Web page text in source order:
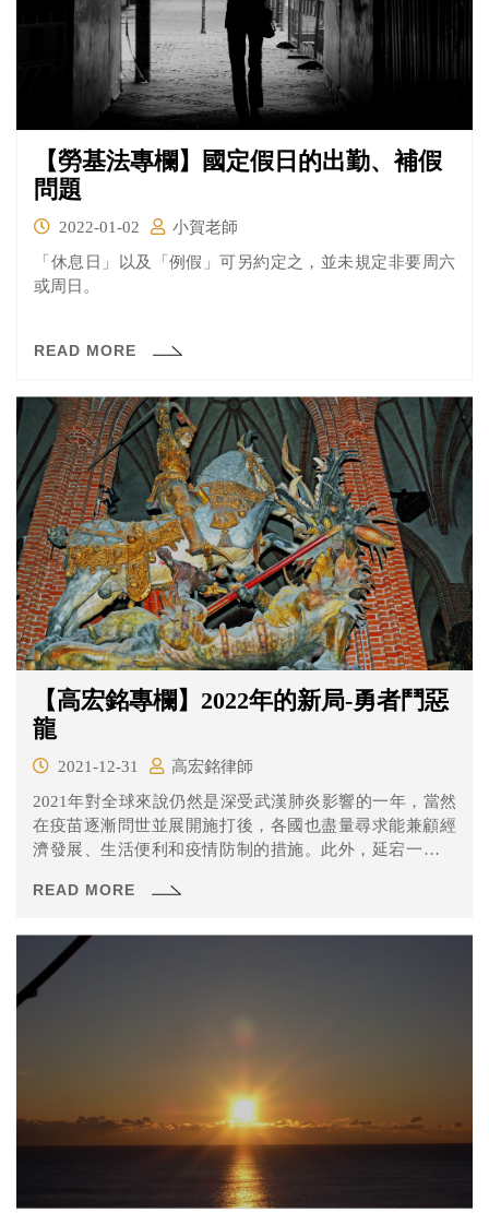
【勞基法專欄】國定假日的出勤、補假
問題
2022-01-02
小賀老師
​「休息日」以及「例假」可另約定之，並未規定非要周六
或周日。
READ MORE
【高宏銘專欄】2022年的新局-勇者鬥惡
龍
2021-12-31
高宏銘律師
2021年對全球來說仍然是深受武漢肺炎影響的一年，當然
在疫苗逐漸問世並展開施打後，各國也盡量尋求能兼顧經
濟發展、生活便利和疫情防制的措施。此外，延宕一年的
出口。
READ MORE